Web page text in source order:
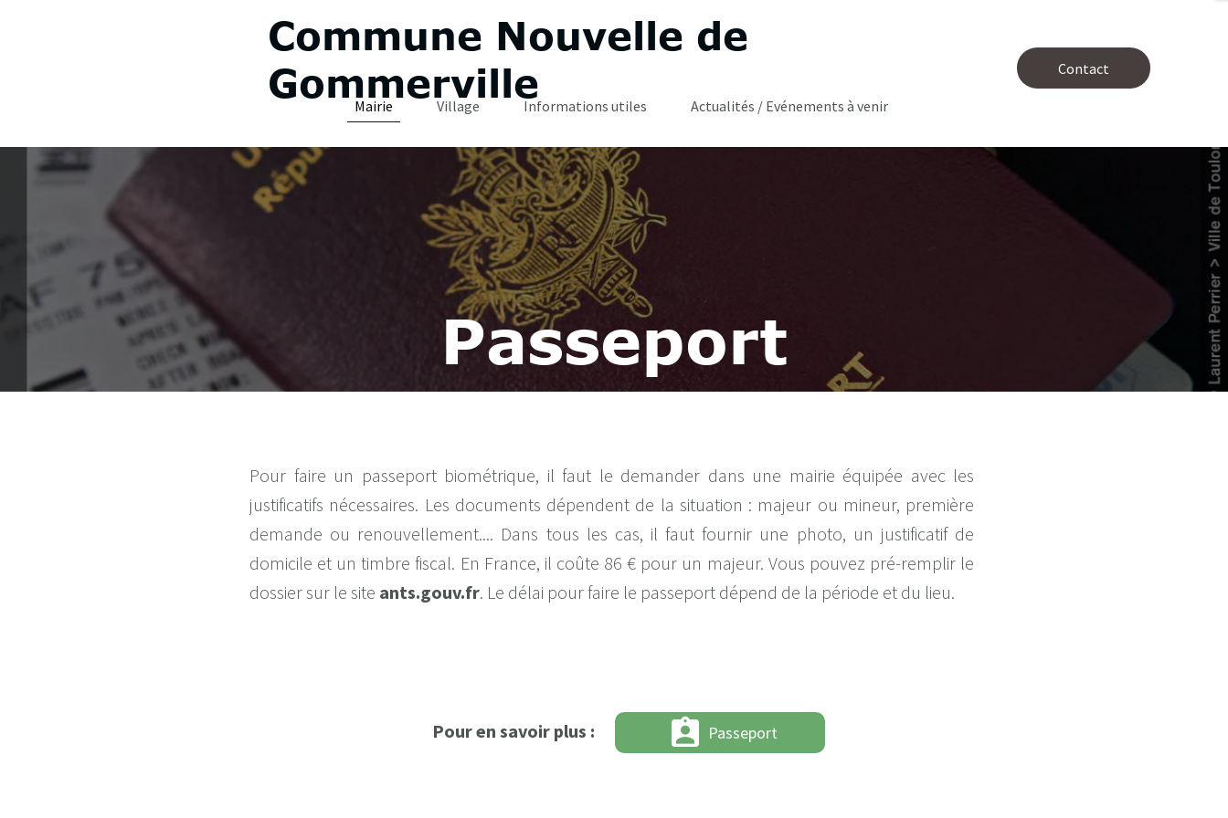
Mairie Village Informations utiles Actualités / Evénements à venir
Commune Nouvelle de
Gommerville
Contact
Passeport
Pour faire un passeport biométrique, il faut le demander dans une mairie équipée avec les
justificatifs nécessaires. Les documents dépendent de la situation : majeur ou mineur, première
demande ou renouvellement.... Dans tous les cas, il faut fournir une photo, un justificatif de
domicile et un timbre fiscal. En France, il coûte 86 € pour un majeur. Vous pouvez pré-remplir le
dossier sur le site ants.gouv.fr. Le délai pour faire le passeport dépend de la période et du lieu.
assignment_ind Passeport
Pour en savoir plus :